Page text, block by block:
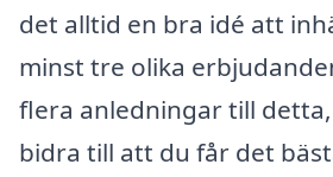
det alltid en bra idé att
minst tre olika
flera anledningar till
bidra till att du får det